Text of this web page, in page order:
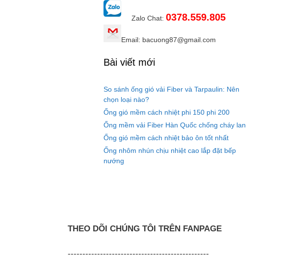
Zalo Chat: 0378.559.805
Email: bacuong87@gmail.com
Bài viết mới
So sánh ống gió vải Fiber và Tarpaulin: Nên
chọn loại nào?
Ống gió mềm cách nhiệt phi 150 phi 200
Ống mềm vải Fiber Hàn Quốc chống cháy lan
Ống gió mềm cách nhiệt bảo ôn tốt nhất
Ống nhôm nhún chịu nhiệt cao lắp đặt bếp
nướng
THEO DÕI CHÚNG TÔI TRÊN FANPAGE
------------------------------------------------